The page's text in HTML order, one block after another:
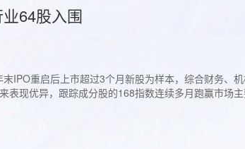
64股入围
IPO重启后上市超过3个月新股为样本，综合财务、
现优异，跟踪成分股的168指数连续多月跑赢市场